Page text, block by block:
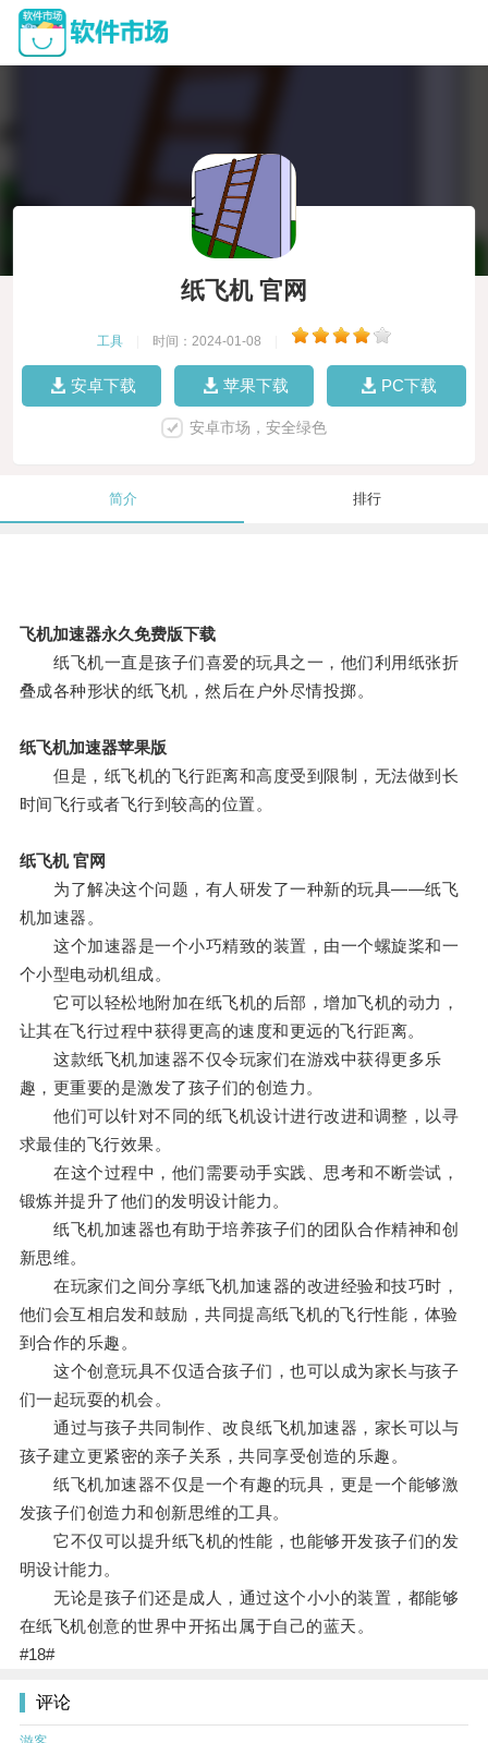
纸飞机 官网
工具 时间：2024-01-08
安卓下载 苹果下载 PC下载
安卓市场，安全绿色
简介 排行
飞机加速器永久免费版下载
纸飞机一直是孩子们喜爱的玩具之一，他们利用纸张折
叠成各种形状的纸飞机，然后在户外尽情投掷。
纸飞机加速器苹果版
但是，纸飞机的飞行距离和高度受到限制，无法做到长
时间飞行或者飞行到较高的位置。
纸飞机 官网
为了解决这个问题，有人研发了一种新的玩具——纸飞
机加速器。
这个加速器是一个小巧精致的装置，由一个螺旋桨和一
个小型电动机组成。
它可以轻松地附加在纸飞机的后部，增加飞机的动力，
让其在飞行过程中获得更高的速度和更远的飞行距离。
这款纸飞机加速器不仅令玩家们在游戏中获得更多乐
趣，更重要的是激发了孩子们的创造力。
他们可以针对不同的纸飞机设计进行改进和调整，以寻
求最佳的飞行效果。
在这个过程中，他们需要动手实践、思考和不断尝试，
锻炼并提升了他们的发明设计能力。
纸飞机加速器也有助于培养孩子们的团队合作精神和创
新思维。
在玩家们之间分享纸飞机加速器的改进经验和技巧时，
他们会互相启发和鼓励，共同提高纸飞机的飞行性能，体验
到合作的乐趣。
这个创意玩具不仅适合孩子们，也可以成为家长与孩子
们一起玩耍的机会。
通过与孩子共同制作、改良纸飞机加速器，家长可以与
孩子建立更紧密的亲子关系，共同享受创造的乐趣。
纸飞机加速器不仅是一个有趣的玩具，更是一个能够激
发孩子们创造力和创新思维的工具。
它不仅可以提升纸飞机的性能，也能够开发孩子们的发
明设计能力。
无论是孩子们还是成人，通过这个小小的装置，都能够
在纸飞机创意的世界中开拓出属于自己的蓝天。
#18#
评论